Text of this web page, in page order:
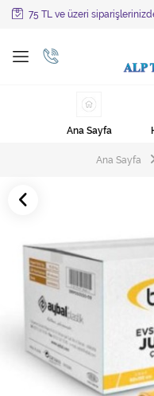
75 TL ve üzeri Tüm
Ayakkabı Cila Makineleri
Cila Makineleri
Çöp Torbaları
Endüstriyel Zemin Yıkama
Halı Kurutma Makineleri
Halı Yıkama Makinesi
Hijyen Malzemeleri
Ana Sayfa
Ana Sayfa